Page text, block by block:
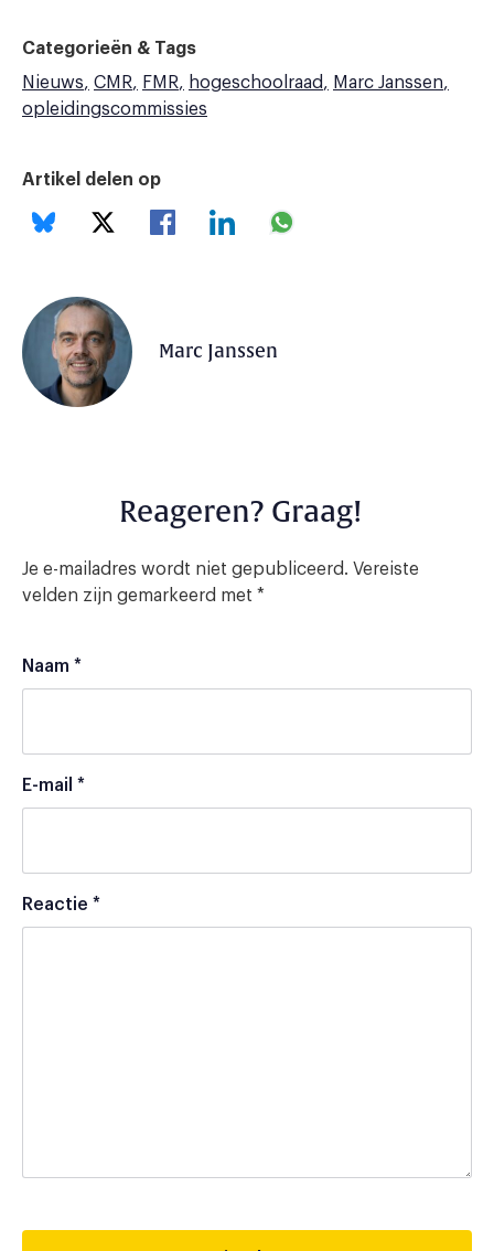
Categorieën & Tags
Nieuws
CMR FMR hogeschoolraad
Marc Janssen
opleidingscommissies
Artikel delen op
Marc Janssen
Reageren? Graag!
Je e-mailadres wordt niet gepubliceerd. Vereiste
velden zijn gemarkeerd met *
Naam *
E-mail *
Reactie *